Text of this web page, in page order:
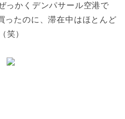
っかくデンパサール空港で
ったのに、滞在中はほとんど
笑）